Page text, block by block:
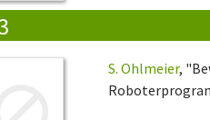
S. Ohlmeier,